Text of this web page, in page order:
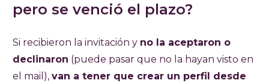
pero se venció el plazo?
Si recibieron la invitación y no la aceptaron o
declinaron (puede pasar que no la hayan visto en
el mail), van a tener que crear un perfil desde